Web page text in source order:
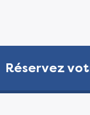
Réservez